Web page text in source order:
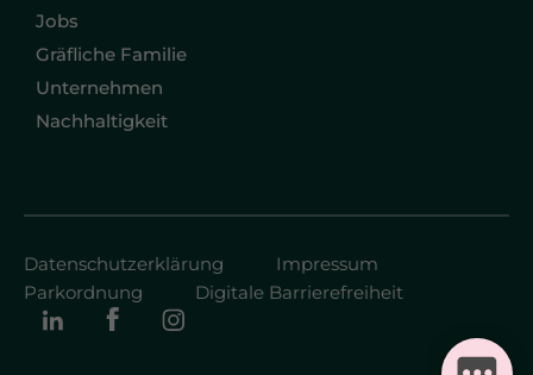
Jobs
Gräfliche Familie
Unternehmen
Nachhaltigkeit
Datenschutzerklärung
Impressum
Parkordnung
Digitale Barrierefreiheit